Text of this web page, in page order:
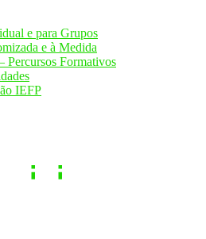
e para Grupos
e à Medida
Percursos Formativos
IEFP